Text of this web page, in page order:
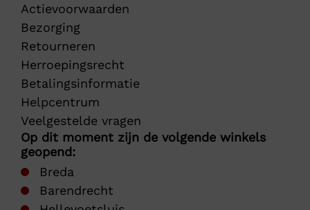
Actievoorwaarden
Bezorging
Retourneren
Herroepingsrecht
Betalingsinformatie
Helpcentrum
Veelgestelde vragen
Op dit moment zijn de volgende winkels
geopend:
Breda
Barendrecht